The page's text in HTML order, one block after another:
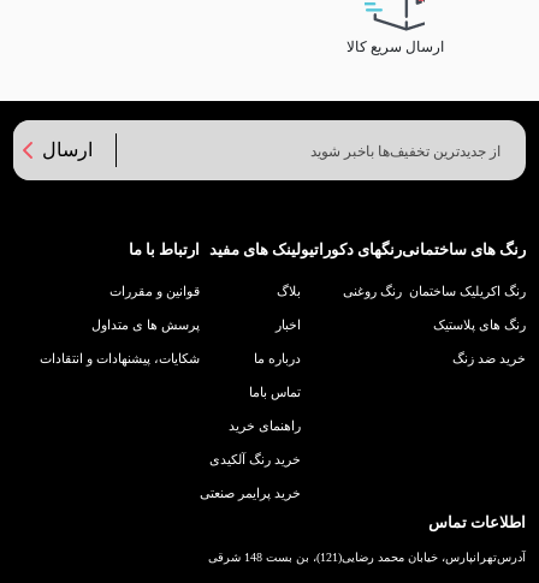
ارسال سریع کالا
ارسال
رنگ های ساختمانی
رنگ اکریلیک ساختمان
رنگ های پلاستیک
خرید ضد زنگ
رنگهای دکوراتیو
رنگ روغنی
لینک های مفید
بلاگ
اخبار
درباره ما
تماس باما
راهنمای خرید
خرید رنگ آلکیدی
خرید پرایمر صنعتی
ارتباط با ما
قوانین و مقررات
پرسش ها ی متداول
شکایات، پیشنهادات و انتقادات
اطلاعات تماس
آدرستهرانپارس، خیابان محمد رضایی(121)، بن بست 148 شرقی